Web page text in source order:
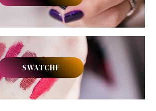
SWATCHE